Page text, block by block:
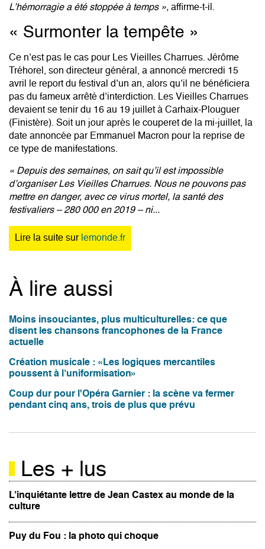
L’hémorragie a été stoppée à temps », affirme-t-il.
« Surmonter la tempête »
Ce n’est pas le cas pour Les Vieilles Charrues. Jérôme
Tréhorel, son directeur général, a annoncé mercredi 15
avril le report du festival d’un an, alors qu’il ne bénéficiera
pas du fameux arrêté d’interdiction. Les Vieilles Charrues
devaient se tenir du 16 au 19 juillet à Carhaix-Plouguer
(Finistère). Soit un jour après le couperet de la mi-juillet, la
date annoncée par Emmanuel Macron pour la reprise de
ce type de manifestations.
« Depuis des semaines, on sait qu’il est impossible
d’organiser Les Vieilles Charrues. Nous ne pouvons pas
mettre en danger, avec ce virus mortel, la santé des
festivaliers – 280 000 en 2019 – ni...
Lire la suite sur lemonde.fr
À lire aussi
Moins insouciantes, plus multiculturelles: ce que
disent les chansons francophones de la France
actuelle
Création musicale : «Les logiques mercantiles
poussent à l’uniformisation»
Coup dur pour l'Opéra Garnier : la scène va fermer
pendant cinq ans, trois de plus que prévu
Les + lus
L’inquiétante lettre de Jean Castex au monde de la
culture
Puy du Fou : la photo qui choque